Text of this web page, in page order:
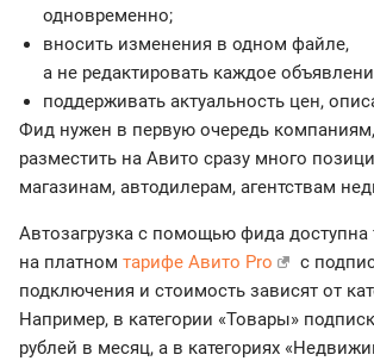
одновременно;
вносить изменения в одном файле,
а не редактировать каждое
поддерживать актуальность цен,
Фид нужен в первую очередь
разместить на Авито сразу много
магазинам, автодилерам, агентствам
Автозагрузка с помощью фида доступна
на платном тарифе Авито Pro
с
подключения и стоимость зависят от
Например, в категории «Товары»
рублей в месяц, а в категориях